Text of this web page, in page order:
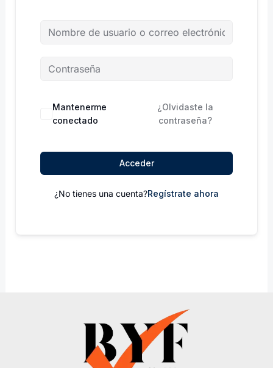
Mantenerme
conectado
¿Olvidaste la
contraseña?
Acceder
¿No tienes una cuenta?Regístrate ahora